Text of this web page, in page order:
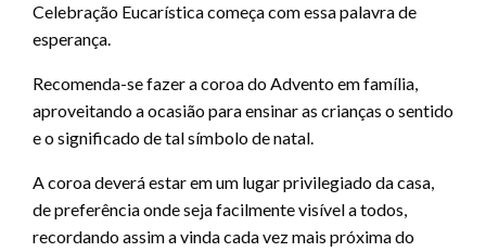
Celebração Eucarística começa com essa palavra de
esperança.
Recomenda-se fazer a coroa do Advento em família,
aproveitando a ocasião para ensinar as crianças o sentido
e o significado de tal símbolo de natal.
A coroa deverá estar em um lugar privilegiado da casa,
de preferência onde seja facilmente visível a todos,
recordando assim a vinda cada vez mais próxima do